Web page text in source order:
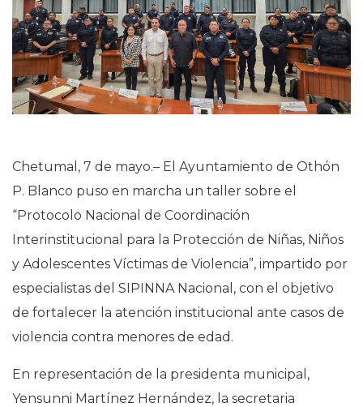
Chetumal, 7 de mayo.– El Ayuntamiento de Othón
P. Blanco puso en marcha un taller sobre el
“Protocolo Nacional de Coordinación
Interinstitucional para la Protección de Niñas, Niños
y Adolescentes Víctimas de Violencia”, impartido por
especialistas del SIPINNA Nacional, con el objetivo
de fortalecer la atención institucional ante casos de
violencia contra menores de edad.
En representación de la presidenta municipal,
Yensunni Martínez Hernández, la secretaria